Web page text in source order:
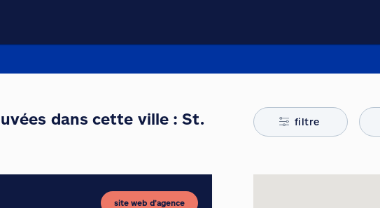
dans cette ville : St.
filtre
site web d’agence